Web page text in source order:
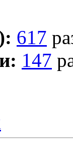
617
147